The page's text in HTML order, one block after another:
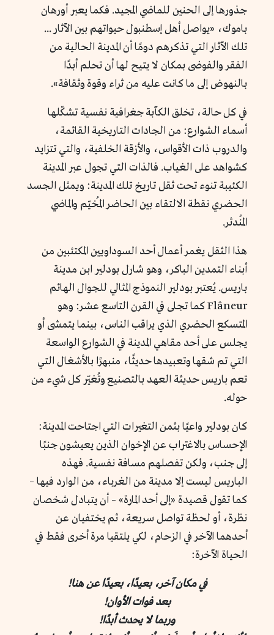
جذورها إلى الحنين للماضي المجيد. فكما يعبر أورهان
باموك، «يواصل أهل إسطنبول حيواتهم بين الآثار ...
تلك الآثار التي تذكرهم دومًا أن المدينة الحالية من
الفقر والفوضى بمكان لا يتيح لها أن تحلم أبدًا
بالنهوض إلى ما كانت عليه من ثراء وقوة وثقافة».
في كل حالة، تخلق الكآبة جغرافية نفسية تشكّلها
أسماء الشوارع: من الجادات التاريخية القائمة،
والدروب ذات الأقواس، والأزقة الخلفية، والتي تتزايد
كشواهد على الغياب. فالذات التي تجول عبر المدينة
الكئيبة تنوء تحت ثقل تاريخ تلك المدينة: ويمثل الجسد
الحضري نقطة الالتقاء بين الحاضر المُخيّم والماضي
المُندثر.
هذا الثقل يغمر أعمال أحد السوداويين المكتئبين من
أبناء التمدين الباكر، وهو شارل بودلير ابن مدينة
باريس. يُعتبر بودلير النموذج المثالي للجوال الهائم
Flâneur كما تجلى في القرن التاسع عشر: وهو
المتسكع الحضري الذي يراقب الناس، بينما يتمشى أو
يجلس على أحد مقاهي المدينة في الشوارع الواسعة
التي تم شقها وتعبيدها حديثًا، منبهرًا بالأشغال التي
تعم باريس حديثة العهد بالتصنيع وتُغيّر كل شيء من
حوله.
كان بودلير واعيًا بثمن التغيرات التي اجتاحت المدينة:
الإحساس بالاغتراب عن الإخوان الذين يعيشون جنبًا
إلى جنب، ولكن تفصلهم مسافة نفسية. فهذه
الباريس ليست إلا مدينة من الغرباء، من الوارد فيها –
كما تقول قصيدة «إلى أحد المارة» – أن يتبادل شخصان
نظرة، أو لحظة تواصل سريعة، ثم يختفيان عن
أحدهما الآخر في الزحام، لكي يلتقيا مرة أخرى فقط في
الحياة الآخرة:
في مكان آخر، بعيدًا، بعيدًا عن هنا!
بعد فوات الأوان!
وربما لا يحدث أبدًا!